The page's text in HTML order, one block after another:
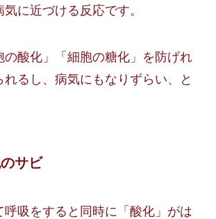
に近づける反応です。
の酸化」「細胞の糖化」を防げれ
れるし、病気にもなりずらい、と
サビ
呼吸をすると同時に「酸化」がは